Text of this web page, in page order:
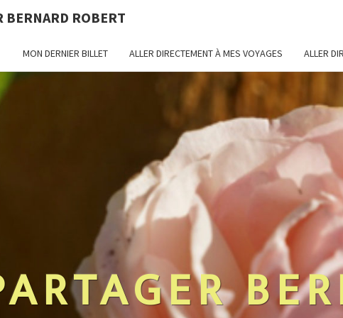
BERNARD ROBERT
MON DERNIER BILLET ALLER DIRECTEMENT À MES VOYAGES ALLER